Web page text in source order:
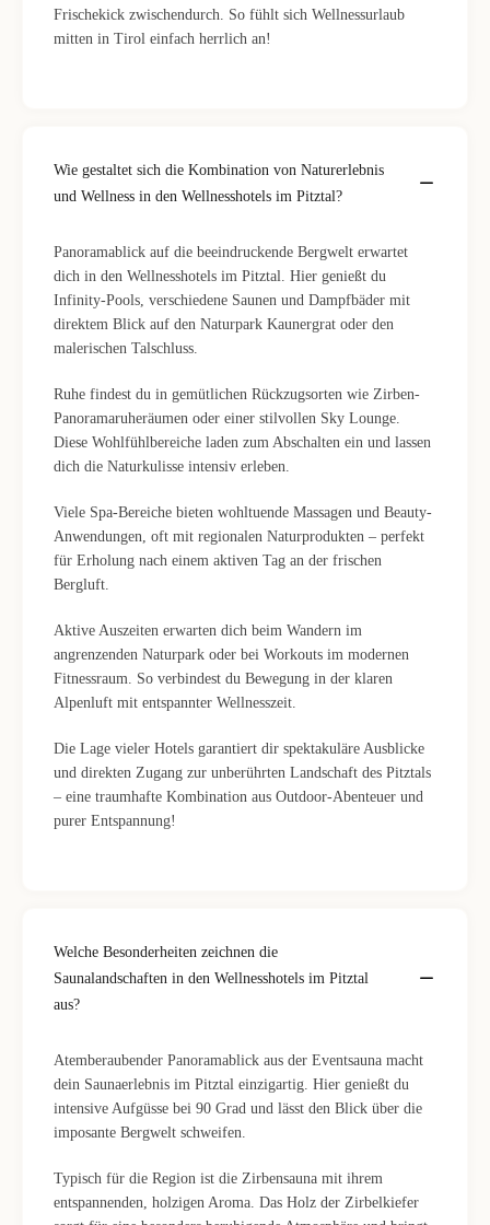
Frischekick zwischendurch. So fühlt sich Wellnessurlaub
mitten in Tirol einfach herrlich an!
Wie gestaltet sich die Kombination von Naturerlebnis
und Wellness in den Wellnesshotels im Pitztal?
Panoramablick auf die beeindruckende Bergwelt erwartet
dich in den Wellnesshotels im Pitztal. Hier genießt du
Infinity-Pools, verschiedene Saunen und Dampfbäder mit
direktem Blick auf den Naturpark Kaunergrat oder den
malerischen Talschluss.
Ruhe findest du in gemütlichen Rückzugsorten wie Zirben-
Panoramaruheräumen oder einer stilvollen Sky Lounge.
Diese Wohlfühlbereiche laden zum Abschalten ein und lassen
dich die Naturkulisse intensiv erleben.
Viele Spa-Bereiche bieten wohltuende Massagen und Beauty-
Anwendungen, oft mit regionalen Naturprodukten – perfekt
für Erholung nach einem aktiven Tag an der frischen
Bergluft.
Aktive Auszeiten erwarten dich beim Wandern im
angrenzenden Naturpark oder bei Workouts im modernen
Fitnessraum. So verbindest du Bewegung in der klaren
Alpenluft mit entspannter Wellnesszeit.
Die Lage vieler Hotels garantiert dir spektakuläre Ausblicke
und direkten Zugang zur unberührten Landschaft des Pitztals
– eine traumhafte Kombination aus Outdoor-Abenteuer und
purer Entspannung!
Welche Besonderheiten zeichnen die
Saunalandschaften in den Wellnesshotels im Pitztal
aus?
Atemberaubender Panoramablick aus der Eventsauna macht
dein Saunaerlebnis im Pitztal einzigartig. Hier genießt du
intensive Aufgüsse bei 90 Grad und lässt den Blick über die
imposante Bergwelt schweifen.
Typisch für die Region ist die Zirbensauna mit ihrem
entspannenden, holzigen Aroma. Das Holz der Zirbelkiefer